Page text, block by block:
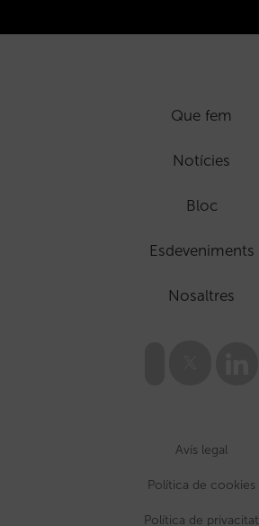
Que fem
Notícies
Bloc
Esdeveniments
Nosaltres
Avís legal
Política de cookies
Política de privacitat